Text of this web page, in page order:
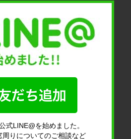
式LINE@を始めました。
周りについてのご相談など